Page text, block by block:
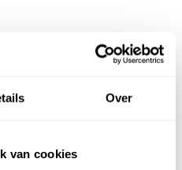
Over
van cookies